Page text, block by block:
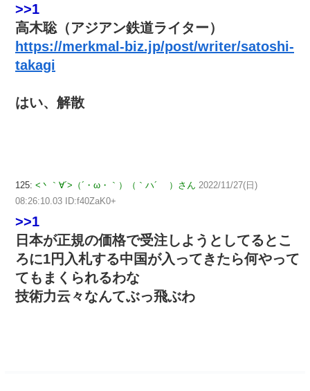
>>1
高木聡（アジアン鉄道ライター）
https://merkmal-biz.jp/post/writer/satoshi-
takagi
はい、解散
125: <丶｀∀´>（´・ω・｀）（｀ハ´ ）さん 2022/11/27(日)
08:26:10.03 ID:f40ZaK0+
>>1
日本が正規の価格で受注しようとしてるとこ
ろに1円入札する中国が入ってきたら何やって
てもまくられるわな
技術力云々なんてぶっ飛ぶわ